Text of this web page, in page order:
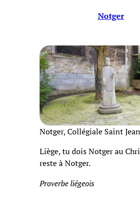
Notger
Notger, Collégiale Saint
Liège, tu dois Notger au
reste à Notger.
Proverbe liégeois